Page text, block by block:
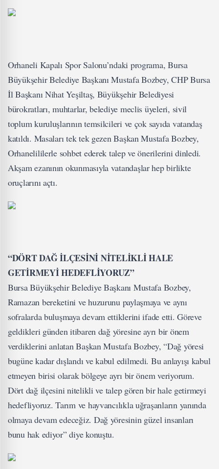
Orhaneli Kapalı Spor Salonu’ndaki programa, Bursa
Büyükşehir Belediye Başkanı Mustafa Bozbey, CHP Bursa
İl Başkanı Nihat Yeşiltaş, Büyükşehir Belediyesi
bürokratları, muhtarlar, belediye meclis üyeleri, sivil
toplum kuruluşlarının temsilcileri ve çok sayıda vatandaş
katıldı. Masaları tek tek gezen Başkan Mustafa Bozbey,
Orhanelililerle sohbet ederek talep ve önerilerini dinledi.
Akşam ezanının okunmasıyla vatandaşlar hep birlikte
oruçlarını açtı.
“DÖRT DAĞ İLÇESİNİ NİTELİKLİ HALE
GETİRMEYİ HEDEFLİYORUZ”
Bursa Büyükşehir Belediye Başkanı Mustafa Bozbey,
Ramazan bereketini ve huzurunu paylaşmaya ve aynı
sofralarda buluşmaya devam ettiklerini ifade etti. Göreve
geldikleri günden itibaren dağ yöresine ayrı bir önem
verdiklerini anlatan Başkan Mustafa Bozbey, “Dağ yöresi
bugüne kadar dışlandı ve kabul edilmedi. Bu anlayışı kabul
etmeyen birisi olarak bölgeye ayrı bir önem veriyorum.
Dört dağ ilçesini nitelikli ve talep gören bir hale getirmeyi
hedefliyoruz. Tarım ve hayvancılıkla uğraşanların yanında
olmaya devam edeceğiz. Dağ yöresinin güzel insanları
bunu hak ediyor” diye konuştu.